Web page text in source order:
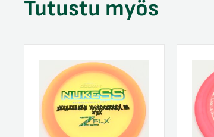
Tutustu myös